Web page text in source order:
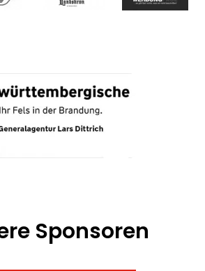
Sponsoren